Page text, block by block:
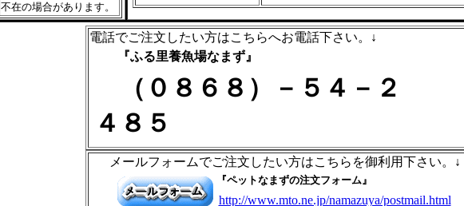
不在の場合があります。
電話でご注文したい方はこちらへお電話下さい。↓
『ふる里養魚場なまず』
（０８６８）－５４－２
４８５
メールフォームでご注文したい方はこちらを御利用下さい。↓
『ペットなまずの注文フォーム』
http://www.mto.ne.jp/namazuya/postmail.html